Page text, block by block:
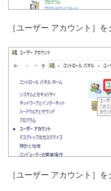
［ユーザー アカウント］を
［ユーザー アカウント］を